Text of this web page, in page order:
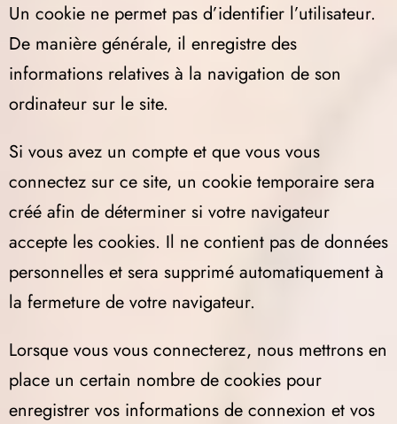
Un cookie ne permet pas d’identifier l’utilisateur.
De manière générale, il enregistre des
informations relatives à la navigation de son
ordinateur sur le site.
Si vous avez un compte et que vous vous
connectez sur ce site, un cookie temporaire sera
créé afin de déterminer si votre navigateur
accepte les cookies. Il ne contient pas de données
personnelles et sera supprimé automatiquement à
la fermeture de votre navigateur.
Lorsque vous vous connecterez, nous mettrons en
place un certain nombre de cookies pour
enregistrer vos informations de connexion et vos